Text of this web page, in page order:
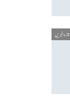
تازہ خبریں